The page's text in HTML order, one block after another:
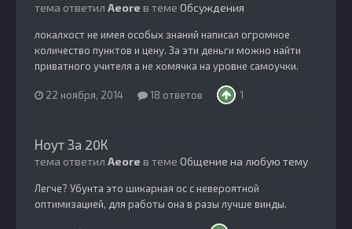
тема ответил Aeore в теме Обсуждения
локалхост не имея особых знаний написал огромное
количество пунктов и цену. За эти деньги можно найти
приватного учителя а не хомячка на уровне самоучки.
22 ноября, 2014 18 ответов 1
Ноут За 20К
тема ответил Aeore в теме Общение на любую тему
Легче? Убунта это шикарная ос с невероятной
оптимизацией, для работы она в разы лучше винды.